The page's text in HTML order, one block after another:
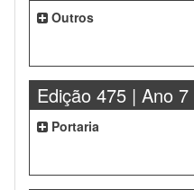
Outros
Edição 475 | Ano 7
Portaria